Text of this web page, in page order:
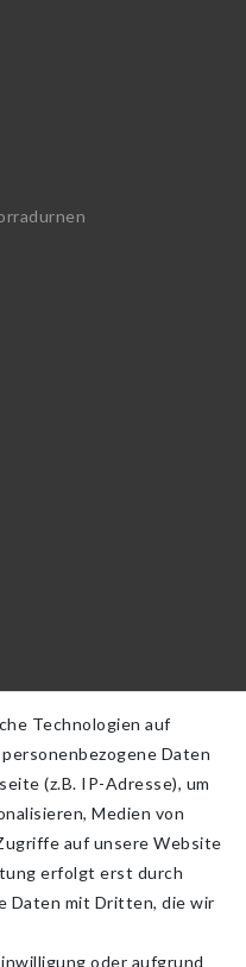
Technologien auf
Daten
(z.B. IP-Adresse), um
Medien von
auf unsere Website
erfolgt erst durch
Daten mit Dritten, die wir
oder aufgrund